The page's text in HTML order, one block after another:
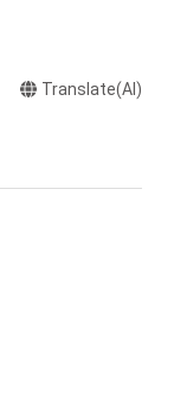
Translate(AI)